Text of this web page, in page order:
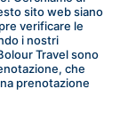
sito web siano
verificare le
i nostri
Travel sono
che
prenotazione